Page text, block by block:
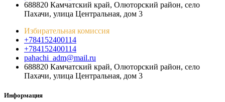
688820 Камчатский край, Олюторский район, село
Пахачи, улица Центральная, дом 3
Избирательная комиссия
+784152400114
+784152400114
pahachi_adm@mail.ru
688820 Камчатский край, Олюторский район, село
Пахачи, улица Центральная, дом 3
Информация